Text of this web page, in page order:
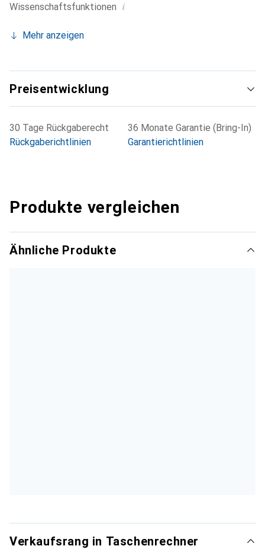
Wissenschaftsfunktionen i
Mehr anzeigen
Preisentwicklung
30 Tage Rückgaberecht
Rückgaberichtlinien
36 Monate Garantie (Bring-In)
Garantierichtlinien
Produkte vergleichen
Ähnliche Produkte
Verkaufsrang in Taschenrechner